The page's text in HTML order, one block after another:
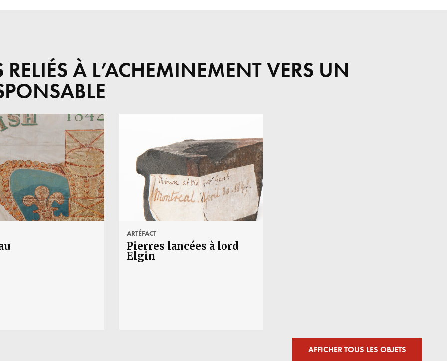
RELIÉS À L’ACHEMINEMENT VERS UN
ARTÉFACT
Pierres lancées à lord
Elgin
AFFICHER TOUS LES OBJETS